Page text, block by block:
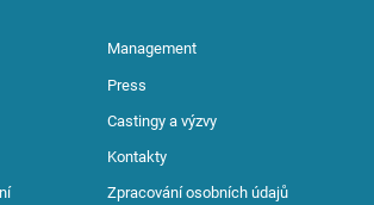
Management
Press
Castingy a výzvy
Kontakty
Zpracování osobních údajů